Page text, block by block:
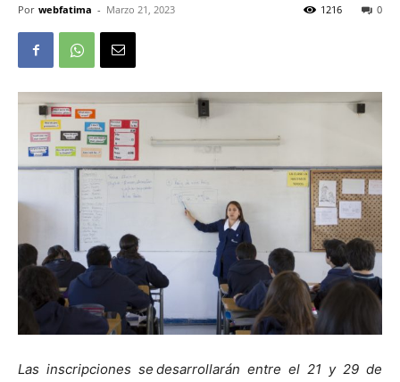
Por webfatima - Marzo 21, 2023 0
1216
Las inscripciones se desarrollarán entre el 21 y 29 de